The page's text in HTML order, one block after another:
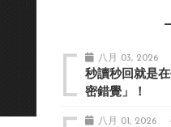
八月 03, 2026
秒讀秒回就是
密錯覺」！
八月 01, 2026